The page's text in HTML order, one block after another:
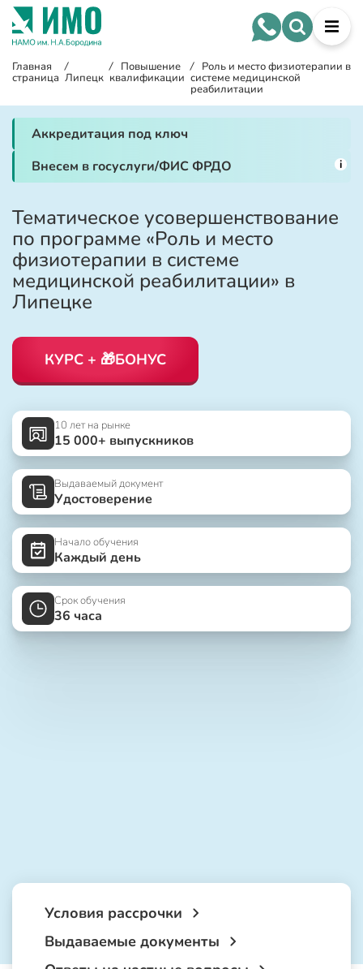
Главная
страница
/
Липецк
/ Повышение
квалификации
/ Роль и место физиотерапии в
системе медицинской
реабилитации
Аккредитация под ключ
Внесем в госуслуги/ФИС ФРДО
i
Тематическое усовершенствование
по программе «Роль и место
физиотерапии в системе
медицинской реабилитации» в
Липецке
КУРС + 🎁БОНУС
10 лет на рынке
15 000+ выпускников
Выдаваемый документ
Удостоверение
Начало обучения
Каждый день
Срок обучения
36 часа
Условия рассрочки
Выдаваемые документы